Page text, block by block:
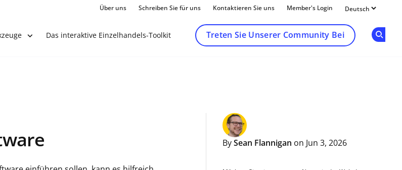
Über uns Schreiben Sie für uns Kontaktieren Sie uns Member's Login
Das interaktive Einzelhandels-Toolkit Treten Sie Unserer Community Bei
By Sean Flannigan on Jun 3, 2026